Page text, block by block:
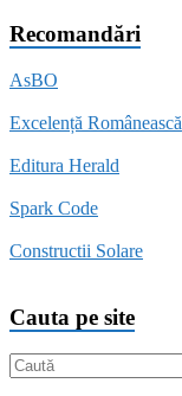
Recomandări
AsBO
Excelență Românească
Editura Herald
Spark Code
Constructii Solare
Cauta pe site